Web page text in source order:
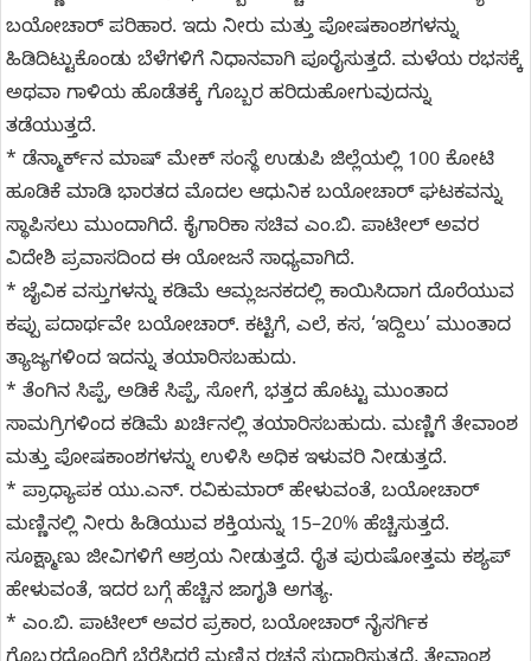
ಬಯೋಚಾರ್‌ ಪರಿಹಾರ. ಇದು ನೀರು ಮತ್ತು ಪೋಷಕಾಂಶಗಳನ್ನು
ಹಿಡಿದಿಟ್ಟುಕೊಂಡು ಬೆಳೆಗಳಿಗೆ ನಿಧಾನವಾಗಿ ಪೂರೈಸುತ್ತದೆ. ಮಳೆಯ ರಭಸಕ್ಕೆ
ಅಥವಾ ಗಾಳಿಯ ಹೊಡೆತಕ್ಕೆ ಗೊಬ್ಬರ ಹರಿದುಹೋಗುವುದನ್ನು
ತಡೆಯುತ್ತದೆ.
* ಡೆನ್ಮಾರ್ಕ್‌ನ ಮಾಷ್ ಮೇಕ್ ಸಂಸ್ಥೆ ಉಡುಪಿ ಜಿಲ್ಲೆಯಲ್ಲಿ 100 ಕೋಟಿ
ಹೂಡಿಕೆ ಮಾಡಿ ಭಾರತದ ಮೊದಲ ಆಧುನಿಕ ಬಯೋಚಾರ್ ಘಟಕವನ್ನು
ಸ್ಥಾಪಿಸಲು ಮುಂದಾಗಿದೆ. ಕೈಗಾರಿಕಾ ಸಚಿವ ಎಂ.ಬಿ. ಪಾಟೀಲ್ ಅವರ
ವಿದೇಶಿ ಪ್ರವಾಸದಿಂದ ಈ ಯೋಜನೆ ಸಾಧ್ಯವಾಗಿದೆ.
* ಜೈವಿಕ ವಸ್ತುಗಳನ್ನು ಕಡಿಮೆ ಆಮ್ಲಜನಕದಲ್ಲಿ ಕಾಯಿಸಿದಾಗ ದೊರೆಯುವ
ಕಪ್ಪು ಪದಾರ್ಥವೇ ಬಯೋಚಾರ್‌. ಕಟ್ಟಿಗೆ, ಎಲೆ, ಕಸ, ‘ಇದ್ದಿಲು’ ಮುಂತಾದ
ತ್ಯಾಜ್ಯಗಳಿಂದ ಇದನ್ನು ತಯಾರಿಸಬಹುದು.
* ತೆಂಗಿನ ಸಿಪ್ಪೆ, ಅಡಿಕೆ ಸಿಪ್ಪೆ, ಸೋಗೆ, ಭತ್ತದ ಹೊಟ್ಟು ಮುಂತಾದ
ಸಾಮಗ್ರಿಗಳಿಂದ ಕಡಿಮೆ ಖರ್ಚಿನಲ್ಲಿ ತಯಾರಿಸಬಹುದು. ಮಣ್ಣಿಗೆ ತೇವಾಂಶ
ಮತ್ತು ಪೋಷಕಾಂಶಗಳನ್ನು ಉಳಿಸಿ ಅಧಿಕ ಇಳುವರಿ ನೀಡುತ್ತದೆ.
* ಪ್ರಾಧ್ಯಾಪಕ ಯು.ಎನ್. ರವಿಕುಮಾರ್ ಹೇಳುವಂತೆ, ಬಯೋಚಾರ್
ಮಣ್ಣಿನಲ್ಲಿ ನೀರು ಹಿಡಿಯುವ ಶಕ್ತಿಯನ್ನು 15–20% ಹೆಚ್ಚಿಸುತ್ತದೆ.
ಸೂಕ್ಷ್ಮಾಣು ಜೀವಿಗಳಿಗೆ ಆಶ್ರಯ ನೀಡುತ್ತದೆ. ರೈತ ಪುರುಷೋತ್ತಮ ಕಶ್ಯಪ್
ಹೇಳುವಂತೆ, ಇದರ ಬಗ್ಗೆ ಹೆಚ್ಚಿನ ಜಾಗೃತಿ ಅಗತ್ಯ.
* ಎಂ.ಬಿ. ಪಾಟೀಲ್ ಅವರ ಪ್ರಕಾರ, ಬಯೋಚಾರ್ ನೈಸರ್ಗಿಕ